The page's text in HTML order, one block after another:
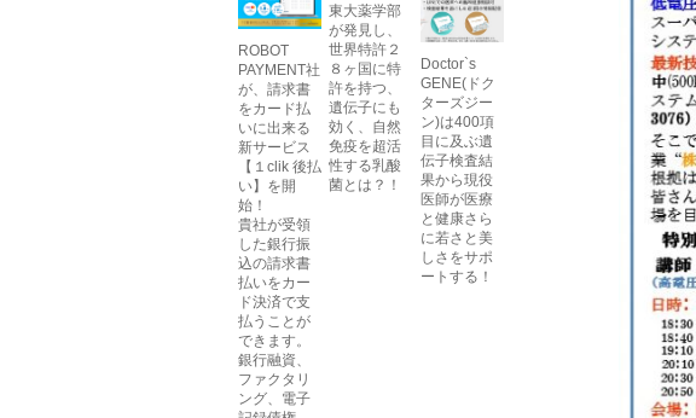
ROBOT
PAYMENT社
が、請求書
をカード払
いに出来る
新サービス
【１clik 後払
い】を開
始！
貴社が受領
した銀行振
込の請求書
払いをカー
ド決済で支
払うことが
できます。
銀行融資、
ファクタリ
ング、電子
東大薬学部
が発見し、
世界特許２
８ヶ国に特
許を持つ、
遺伝子にも
効く、自然
免疫を超活
性する乳酸
菌とは？！
Doctor`s
GENE(ドク
ターズジー
ン)は400項
目に及ぶ遺
伝子検査結
果から現役
医師が医療
と健康さら
に若さと美
しさをサポ
ートする！